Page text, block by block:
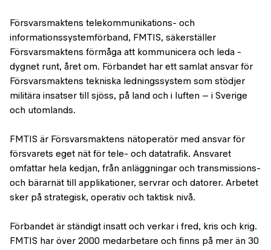
Försvarsmaktens telekommunikations- och
informationssystemförband, FMTIS, säkerställer
Försvarsmaktens förmåga att kommunicera och leda -
dygnet runt, året om. Förbandet har ett samlat ansvar för
Försvarsmaktens tekniska ledningssystem som stödjer
militära insatser till sjöss, på land och i luften – i Sverige
och utomlands.
FMTIS är Försvarsmaktens nätoperatör med ansvar för
försvarets eget nät för tele- och datatrafik. Ansvaret
omfattar hela kedjan, från anläggningar och transmissions-
och bärarnät till applikationer, servrar och datorer. Arbetet
sker på strategisk, operativ och taktisk nivå.
Förbandet är ständigt insatt och verkar i fred, kris och krig.
FMTIS har över 2000 medarbetare och finns på mer än 30